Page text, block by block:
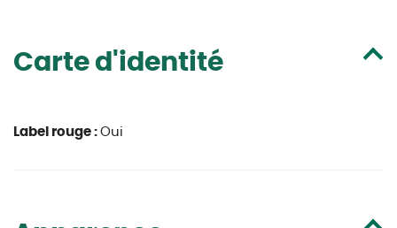
Carte d'identité
Label rouge : Oui